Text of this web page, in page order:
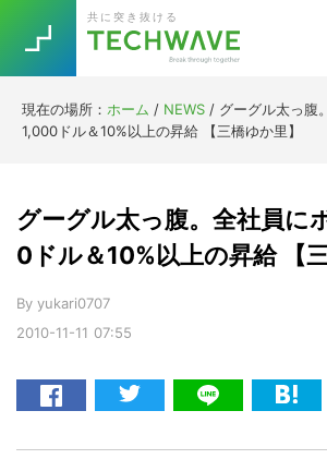
primary
navigation
main
content
primary
sidebar
footer
共に突き抜ける
現在の場所： ホーム / NEWS / グーグル太っ腹
1,000ドル＆10%以上の昇給 【三橋ゆか里】
2010-11-11 07:55
グーグル太っ腹。全社員に
0ドル＆10%以上の昇給 【
By yukari0707
TOPICS
RE:LIFE
Re:Work
[Startup]
[Voice Edition]
Trend 今話題の注目キーワード
5G Asana テレワーク